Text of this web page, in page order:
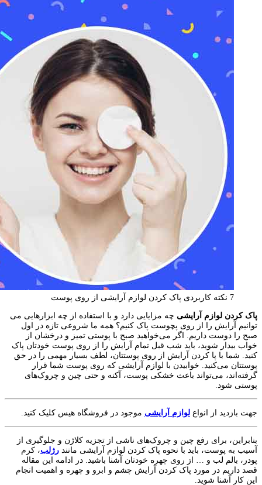
7 نکته کاربردی پاک کردن لوازم آرایشی از روی پوست
پاک کردن لوازم آرایشی چه مزایایی دارد و با استفاده از چه ابزارهایی می
توانیم آرایش را از روی پچوست پاک کنیم؟ همه ما شروعی تازه در اول
صبح را دوست داریم. اگر می‌خواهید صبح با پوستی تمیز و درخشان از
خواب بیدار شوید، باید شب قبل تمام آرایش را از روی پوست خودتان پاک
کنید. شما با پا کردن آرایش از روی پوستتان، لطف بسیار مهمی را در حق
پوستتان می‌کنید. خوابیدن با لوازم آرایشی که روی پوست شما قرار
گرفته‌اند، می‌تواند باعث خشکی پوست، آکنه و حتی چین و چروک‌های
پوستی شود.
جهت بازدید از انواع لوازم آرایشی موجود در فروشگاه هیس کلیک کنید.
بنابراین، برای رفع چین و چروک‌های ناشی از تجزیه کلاژن و جلوگیری از
آسیب به پوست، باید با نحوه پاک کردن لوازم آرایشی مانند رژلب، کرم
پودر، بالم لب و … از روی چهره خودتان آشنا باشید. در ادامه این مقاله
قصد داریم در مورد پاک کردن آرایش چشم و ابرو و چهره و اهمیت انجام
این کار آشنا شوید.